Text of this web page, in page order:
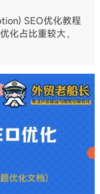
SEO优化教程
占比重较大，